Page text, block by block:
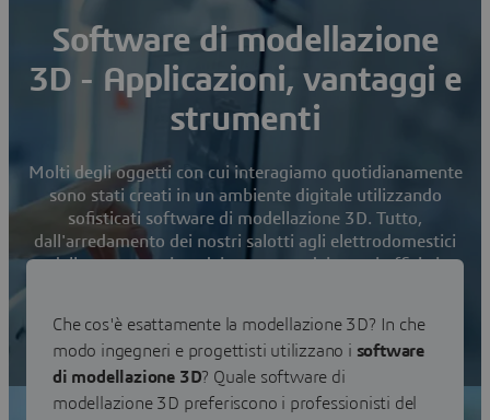
Software di modellazione
3D - Applicazioni, vantaggi e
strumenti
Molti degli oggetti con cui interagiamo quotidianamente
sono stati creati in un ambiente digitale utilizzando
sofisticati software di modellazione 3D. Tutto,
dall'arredamento dei nostri salotti agli elettrodomestici
delle nostre cucine, dai computer dei nostri uffici ai
Scopri tutte le nostre soluzioni di
modellazione 3D
Che cos'è esattamente la modellazione 3D? In che
modo ingegneri e progettisti utilizzano i software
di modellazione 3D? Quale software di
modellazione 3D preferiscono i professionisti del